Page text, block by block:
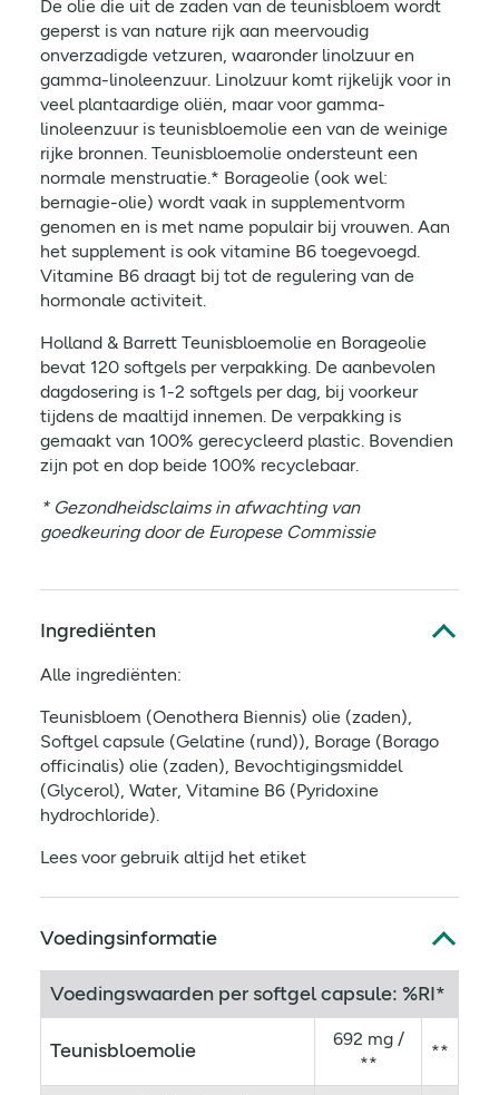
De olie die uit de zaden van de teunisbloem wordt
geperst is van nature rijk aan meervoudig
onverzadigde vetzuren, waaronder linolzuur en
gamma-linoleenzuur. Linolzuur komt rijkelijk voor in
veel plantaardige oliën, maar voor gamma-
linoleenzuur is teunisbloemolie een van de weinige
rijke bronnen. Teunisbloemolie ondersteunt een
normale menstruatie.* Borageolie (ook wel:
bernagie-olie) wordt vaak in supplementvorm
genomen en is met name populair bij vrouwen. Aan
het supplement is ook vitamine B6 toegevoegd.
Vitamine B6 draagt bij tot de regulering van de
hormonale activiteit.
Holland & Barrett Teunisbloemolie en Borageolie
bevat 120 softgels per verpakking. De aanbevolen
dagdosering is 1-2 softgels per dag, bij voorkeur
tijdens de maaltijd innemen. De verpakking is
gemaakt van 100% gerecycleerd plastic. Bovendien
zijn pot en dop beide 100% recyclebaar.
* Gezondheidsclaims in afwachting van
goedkeuring door de Europese Commissie
Ingrediënten
Alle ingrediënten:
Teunisbloem (Oenothera Biennis) olie (zaden),
Softgel capsule (Gelatine (rund)), Borage (Borago
officinalis) olie (zaden), Bevochtigingsmiddel
(Glycerol), Water, Vitamine B6 (Pyridoxine
hydrochloride).
Lees voor gebruik altijd het etiket
Voedingsinformatie
Voedingswaarden per softgel capsule: %RI*
Teunisbloemolie
692 mg /
**
**